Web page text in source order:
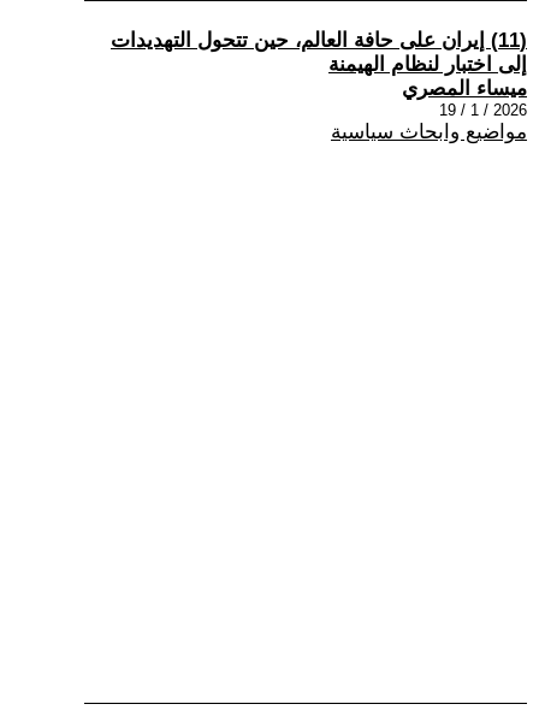
(11) إيران على حافة العالم، حين تتحول التهديدات
إلى اختبار لنظام الهيمنة
ميساء المصري
2026 / 1 / 19
مواضيع وابحاث سياسية